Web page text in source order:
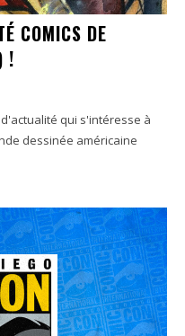
COMICS DE
!
qui s'intéresse à
dessinée américaine